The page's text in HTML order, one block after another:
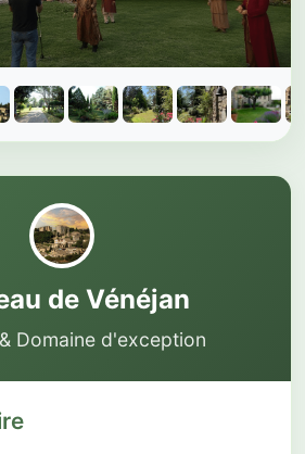
de Vénéjan
Domaine d'exception